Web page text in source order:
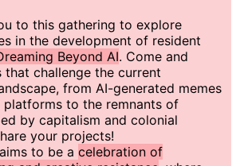
to this gathering to explore
in the development of resident
Beyond AI. Come and
challenge the current
from AI-generated memes
to the remnants of
by capitalism and colonial
your projects!
to be a celebration of